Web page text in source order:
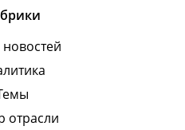
отрасли